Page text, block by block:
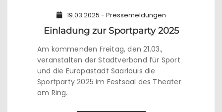
19.03.2025 - Pressemeldungen
Einladung zur Sportparty 2025
Am kommenden Freitag, den 21.03.,
veranstalten der Stadtverband für Sport
und die Europastadt Saarlouis die
Sportparty 2025 im Festsaal des Theater
am Ring.